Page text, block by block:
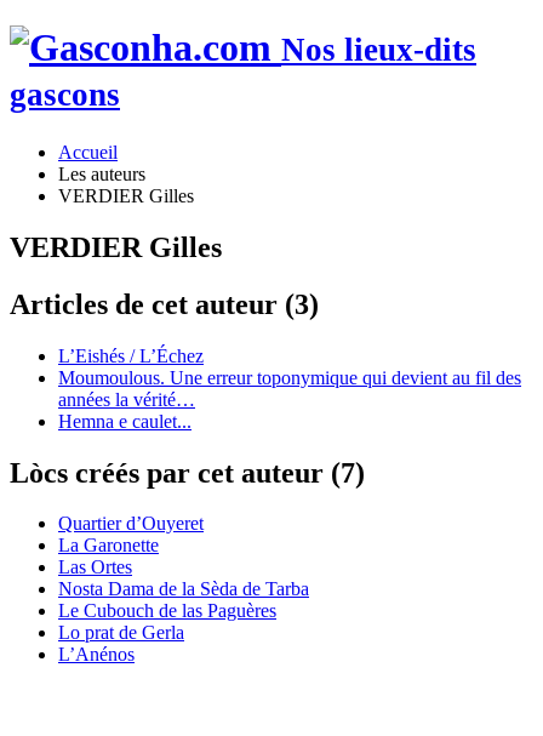
Nos lieux-dits
gascons
Accueil
Les auteurs
VERDIER Gilles
VERDIER Gilles
Articles de cet auteur (3)
L’Eishés / L’Échez
Moumoulous. Une erreur toponymique qui devient au fil des
années la vérité…
Hemna e caulet...
Lòcs créés par cet auteur (7)
Quartier d’Ouyeret
La Garonette
Las Ortes
Nosta Dama de la Sèda de Tarba
Le Cubouch de las Paguères
Lo prat de Gerla
L’Anénos